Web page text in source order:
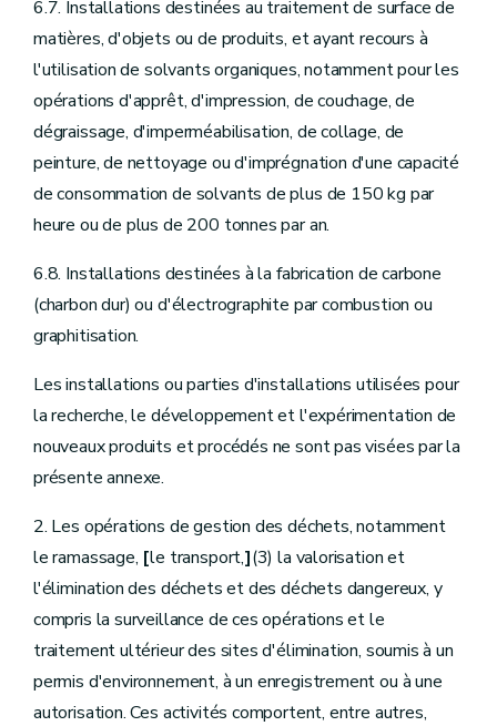
6.7. Installations destinées au traitement de surface de
matières, d'objets ou de produits, et ayant recours à
l'utilisation de solvants organiques, notamment pour les
opérations d'apprêt, d'impression, de couchage, de
dégraissage, d'imperméabilisation, de collage, de
peinture, de nettoyage ou d'imprégnation d'une capacité
de consommation de solvants de plus de 150 kg par
heure ou de plus de 200 tonnes par an.
6.8. Installations destinées à la fabrication de carbone
(charbon dur) ou d'électrographite par combustion ou
graphitisation.
Les installations ou parties d'installations utilisées pour
la recherche, le développement et l'expérimentation de
nouveaux produits et procédés ne sont pas visées par la
présente annexe.
2. Les opérations de gestion des déchets, notamment
le ramassage, [le transport,](3) la valorisation et
l'élimination des déchets et des déchets dangereux, y
compris la surveillance de ces opérations et le
traitement ultérieur des sites d'élimination, soumis à un
permis d'environnement, à un enregistrement ou à une
autorisation. Ces activités comportent, entre autres,